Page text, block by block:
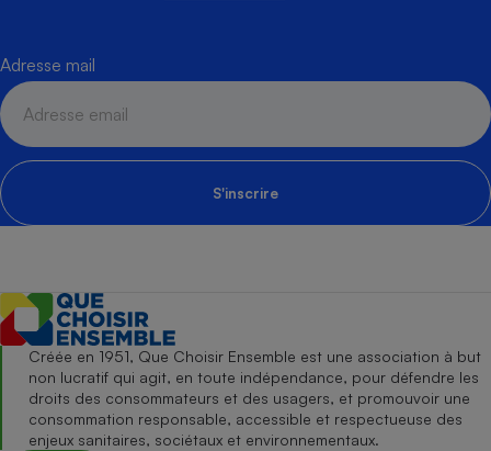
Adresse mail
S'inscrire
Créée en 1951, Que Choisir Ensemble est une association à but
non lucratif qui agit, en toute indépendance, pour défendre les
droits des consommateurs et des usagers, et promouvoir une
consommation responsable, accessible et respectueuse des
enjeux sanitaires, sociétaux et environnementaux.